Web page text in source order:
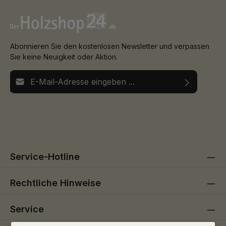
Abonnieren Sie den kostenlosen Newsletter und verpassen
Sie keine Neuigkeit oder Aktion.
E-Mail-Adresse*
Service-Hotline
Rechtliche Hinweise
Service